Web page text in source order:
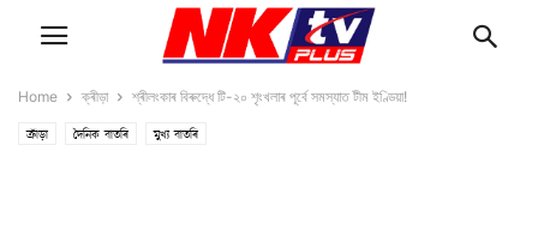
Home ক্ৰীড়া শ্ৰীলংকাৰ বিৰুদ্ধে টি-২০ শৃংখলাৰ পূৰ্বে সমস্যাত টীম ইণ্ডিয়া!
ক্ৰীড়া দৈনিক বাতৰি মুখ্য বাতৰি